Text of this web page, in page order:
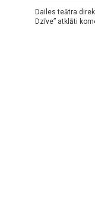
Dailes teātra
Dzīve” atklāti